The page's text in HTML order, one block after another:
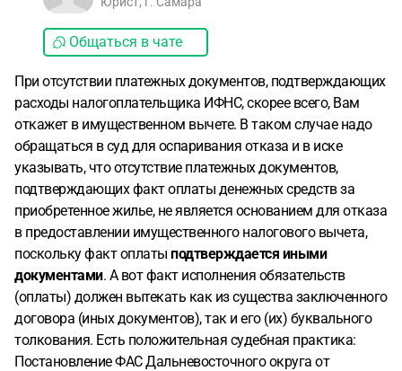
Общаться в чате
При отсутствии платежных документов, подтверждающих
расходы налогоплательщика ИФНС, скорее всего, Вам
откажет в имущественном вычете. В таком случае надо
обращаться в суд для оспаривания отказа и в иске
указывать, что отсутствие платежных документов,
подтверждающих факт оплаты денежных средств за
приобретенное жилье, не является основанием для отказа
в предоставлении имущественного налогового вычета,
поскольку факт оплаты подтверждается иными
документами. А вот факт исполнения обязательств
(оплаты) должен вытекать как из существа заключенного
договора (иных документов), так и его (их) буквального
толкования. Есть положительная судебная практика:
Постановление ФАС Дальневосточного округа от